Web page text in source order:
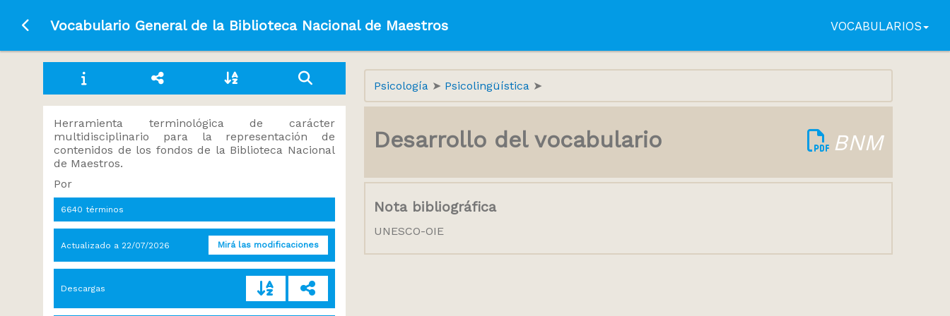
Ir a la página principal
Vocabulario General de la Biblioteca Nacional de Maestros VOCABULARIOS
Herramienta terminológica de carácter
multidisciplinario para la representación de
contenidos de los fondos de la Biblioteca Nacional
de Maestros.
Por
6640 términos
Actualizado a 22/07/2026 Mirá las modificaciones
Descargas
Psicología Psicolingüística
Desarrollo del vocabulario BNM
Nota bibliográfica
UNESCO-OIE